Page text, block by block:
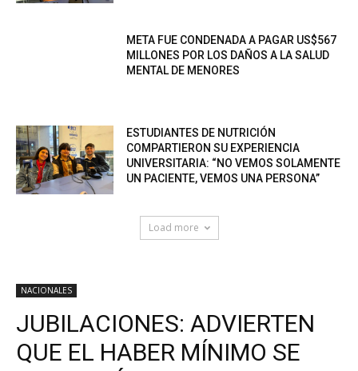
META FUE CONDENADA A PAGAR US$567
MILLONES POR LOS DAÑOS A LA SALUD
MENTAL DE MENORES
ESTUDIANTES DE NUTRICIÓN
COMPARTIERON SU EXPERIENCIA
UNIVERSITARIA: “NO VEMOS SOLAMENTE
UN PACIENTE, VEMOS UNA PERSONA”
Load more